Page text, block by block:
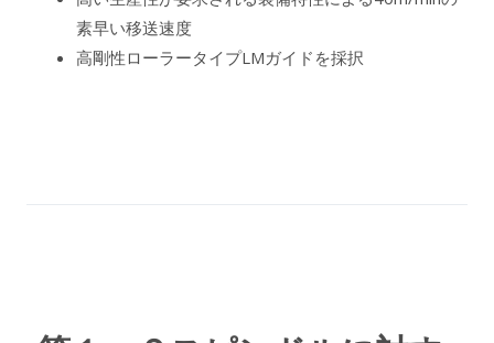
素早い移送速度
高剛性ローラータイプLMガイドを採択